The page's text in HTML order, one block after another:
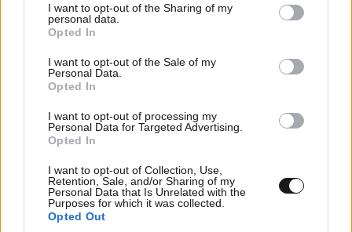
not limited to your visit or usage behaviour. You may click to
grant or deny consent to Google and its third-party tags to
use your data for below specified purposes in below Google
consent section.
I want to opt-out of the Sharing of my
personal data.
Opted In
I want to opt-out of the Sale of my
Personal Data.
Opted In
I want to opt-out of processing my
Personal Data for Targeted Advertising.
Opted In
I want to opt-out of Collection, Use,
Retention, Sale, and/or Sharing of my
Personal Data that Is Unrelated with the
Purposes for which it was collected.
Opted Out